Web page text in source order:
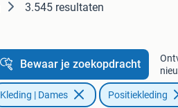
3.545 resultaten
Bewaar je zoekopdracht
Kleding | Dames Positiekleding